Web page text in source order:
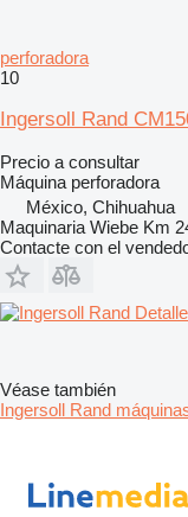
perforadora
10
Ingersoll Rand
Precio a consultar
Máquina perforadora
México, Chihuahua
Maquinaria Wiebe Km
Contacte con el
Véase también
Ingersoll Rand